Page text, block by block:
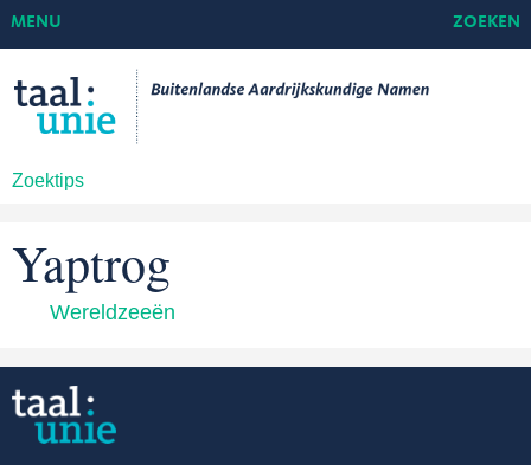
Zoektips
MENU ZOEKEN
Yaptrog
Wereldzeeën